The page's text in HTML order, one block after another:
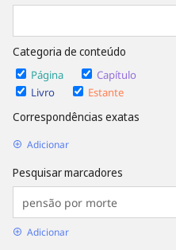
Categoria de conteúdo
Página
Capítulo
Livro
Estante
Correspondências exatas
Adicionar
Pesquisar marcadores
Adicionar